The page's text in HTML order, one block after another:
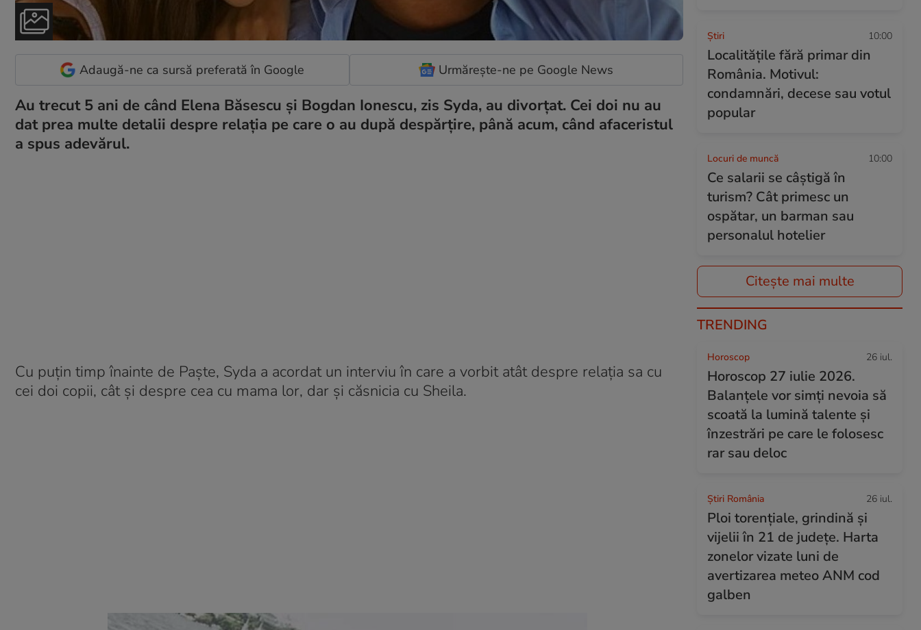
Adaugă-ne ca sursă preferată în Google Urmărește-ne pe Google News
Au trecut 5 ani de când Elena Băsescu și Bogdan Ionescu, zis Syda, au divorțat. Cei doi nu au
dat prea multe detalii despre relația pe care o au după despărțire, până acum, când afaceristul
a spus adevărul.
Cu puțin timp înainte de Paște, Syda a acordat un interviu în care a vorbit atât despre relația sa cu
cei doi copii, cât și despre cea cu mama lor, dar și căsnicia cu Sheila.
Ştiri 10:00
Localitățile fără primar din
România. Motivul:
condamnări, decese sau votul
popular
Locuri de muncă 10:00
Ce salarii se câștigă în
turism? Cât primesc un
ospătar, un barman sau
personalul hotelier
Citește mai multe
TRENDING
Horoscop 26 iul.
Horoscop 27 iulie 2026.
Balanțele vor simți nevoia să
scoată la lumină talente și
înzestrări pe care le folosesc
rar sau deloc
Știri România 26 iul.
Ploi torențiale, grindină și
vijelii în 21 de județe. Harta
zonelor vizate luni de
avertizarea meteo ANM cod
galben